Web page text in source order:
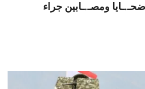
ومصـ.ـابين جراء